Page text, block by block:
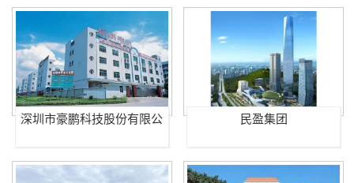
深圳市豪鹏科技股份有限公
民盈集团